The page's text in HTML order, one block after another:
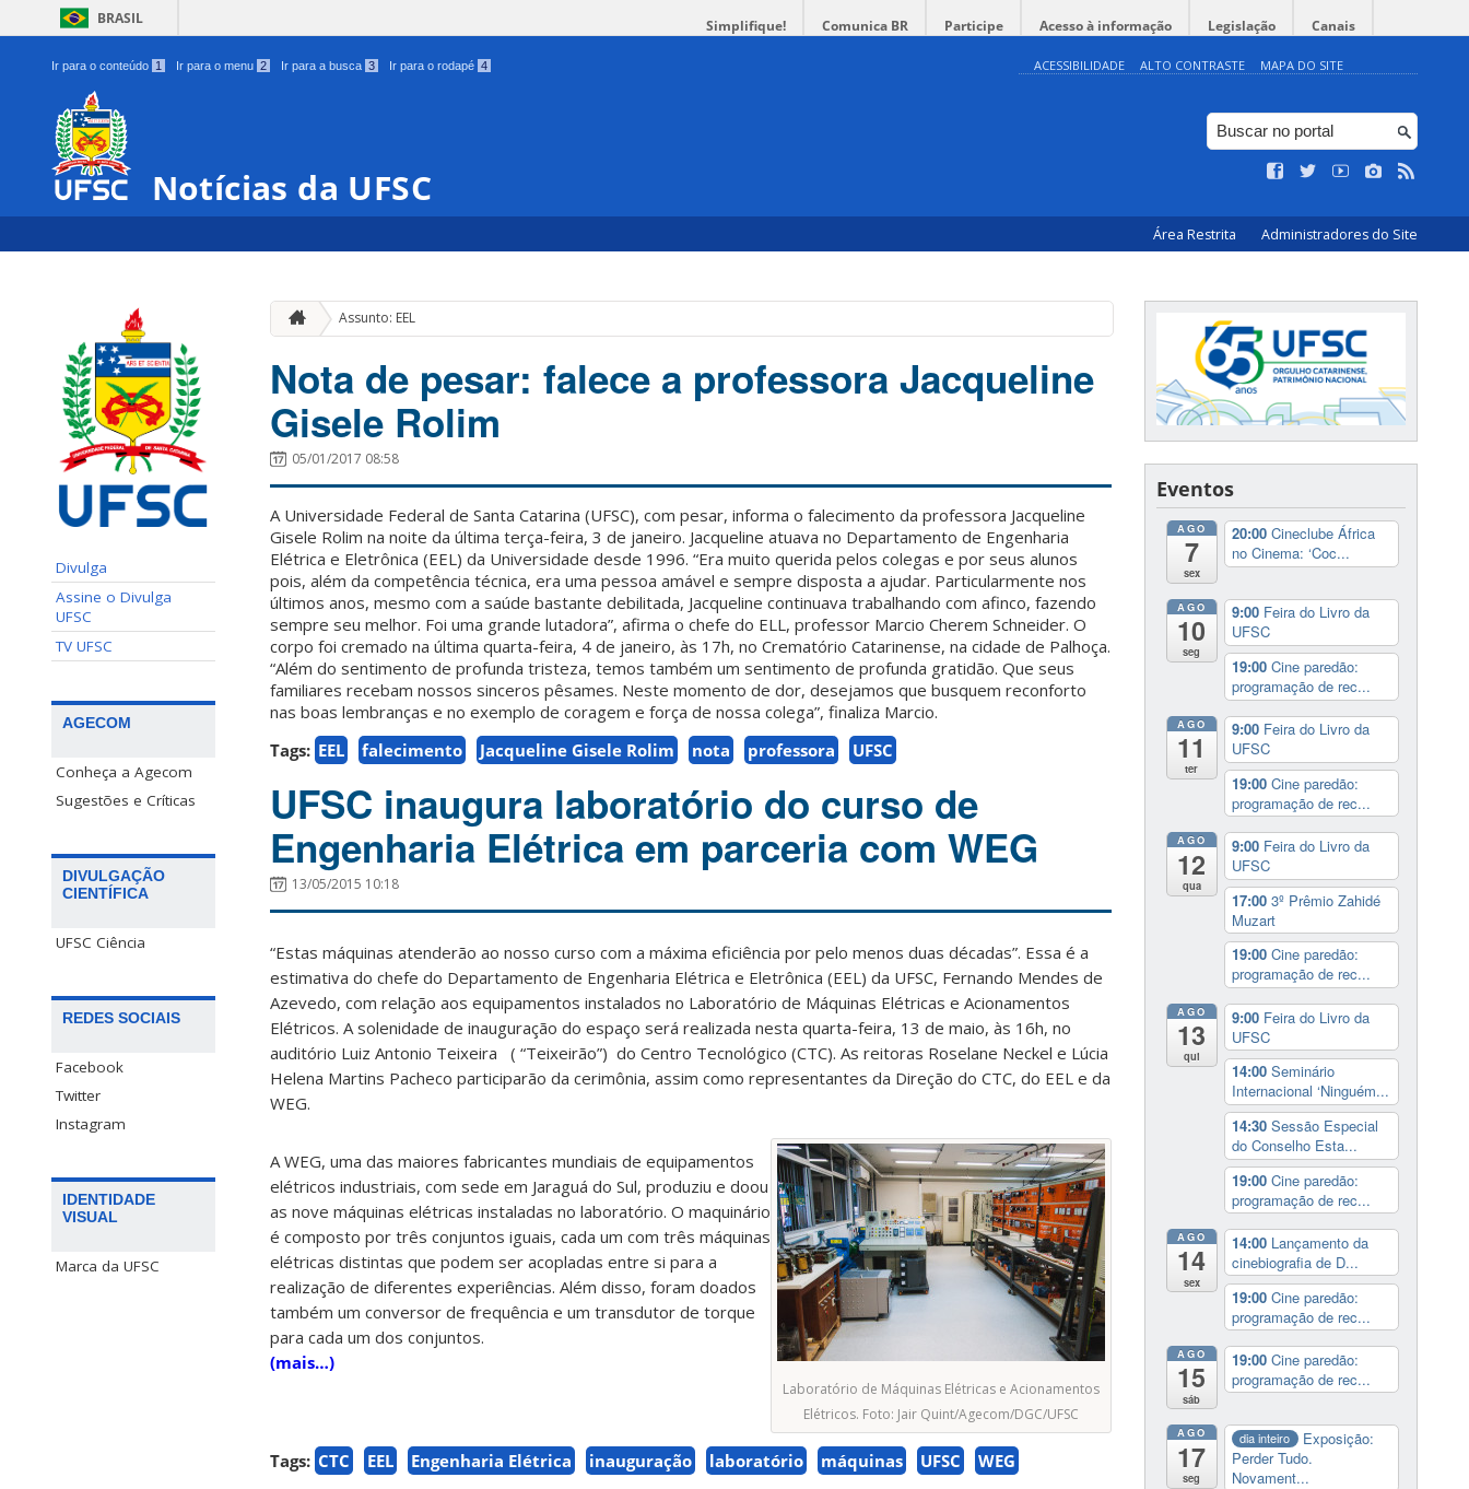
BRASIL Simplifique! Comunica BR Participe Acesso à informação Legislação Canais
Ir para o conteúdo 1 Ir para o menu 2 Ir para a busca 3 Ir para o rodapé 4 ACESSIBILIDADE ALTO CONTRASTE MAPA DO SITE
Notícias da UFSC
Área Restrita Administradores do Site
Divulga
Assine o Divulga
UFSC
TV UFSC
AGECOM
Conheça a Agecom
Sugestões e Críticas
DIVULGAÇÃO
CIENTÍFICA
UFSC Ciência
REDES SOCIAIS
Facebook
Twitter
Instagram
IDENTIDADE
VISUAL
Marca da UFSC
Assunto: EEL
Nota de pesar: falece a professora Jacqueline
Gisele Rolim
05/01/2017 08:58
A Universidade Federal de Santa Catarina (UFSC), com pesar, informa o falecimento da professora Jacqueline
Gisele Rolim na noite da última terça-feira, 3 de janeiro. Jacqueline atuava no Departamento de Engenharia
Elétrica e Eletrônica (EEL) da Universidade desde 1996. “Era muito querida pelos colegas e por seus alunos
pois, além da competência técnica, era uma pessoa amável e sempre disposta a ajudar. Particularmente nos
últimos anos, mesmo com a saúde bastante debilitada, Jacqueline continuava trabalhando com afinco, fazendo
sempre seu melhor. Foi uma grande lutadora”, afirma o chefe do ELL, professor Marcio Cherem Schneider. O
corpo foi cremado na última quarta-feira, 4 de janeiro, às 17h, no Crematório Catarinense, na cidade de Palhoça.
“Além do sentimento de profunda tristeza, temos também um sentimento de profunda gratidão. Que seus
familiares recebam nossos sinceros pêsames. Neste momento de dor, desejamos que busquem reconforto
nas boas lembranças e no exemplo de coragem e força de nossa colega”, finaliza Marcio.
Tags: EEL falecimento Jacqueline Gisele Rolim nota professora UFSC
UFSC inaugura laboratório do curso de
Engenharia Elétrica em parceria com WEG
13/05/2015 10:18
“Estas máquinas atenderão ao nosso curso com a máxima eficiência por pelo menos duas décadas”. Essa é a
estimativa do chefe do Departamento de Engenharia Elétrica e Eletrônica (EEL) da UFSC, Fernando Mendes de
Azevedo, com relação aos equipamentos instalados no Laboratório de Máquinas Elétricas e Acionamentos
Elétricos. A solenidade de inauguração do espaço será realizada nesta quarta-feira, 13 de maio, às 16h, no
auditório Luiz Antonio Teixeira ( “Teixeirão”) do Centro Tecnológico (CTC). As reitoras Roselane Neckel e Lúcia
Helena Martins Pacheco participarão da cerimônia, assim como representantes da Direção do CTC, do EEL e da
WEG.
Laboratório de Máquinas Elétricas e Acionamentos
Elétricos. Foto: Jair Quint/Agecom/DGC/UFSC
A WEG, uma das maiores fabricantes mundiais de equipamentos
elétricos industriais, com sede em Jaraguá do Sul, produziu e doou
as nove máquinas elétricas instaladas no laboratório. O maquinário
é composto por três conjuntos iguais, cada um com três máquinas
elétricas distintas que podem ser acopladas entre si para a
realização de diferentes experiências. Além disso, foram doados
também um conversor de frequência e um transdutor de torque
para cada um dos conjuntos.
(mais…)
Tags: CTC EEL Engenharia Elétrica inauguração laboratório máquinas UFSC WEG
Eventos
AGO
7
sex
20:00 Cineclube África
no Cinema: ‘Coc...
AGO
10
seg
9:00 Feira do Livro da
UFSC
19:00 Cine paredão:
programação de rec...
AGO
11
ter
9:00 Feira do Livro da
UFSC
19:00 Cine paredão:
programação de rec...
AGO
12
qua
9:00 Feira do Livro da
UFSC
17:00 3º Prêmio Zahidé
Muzart
19:00 Cine paredão:
programação de rec...
AGO
13
qui
9:00 Feira do Livro da
UFSC
14:00 Seminário
Internacional ‘Ninguém...
14:30 Sessão Especial
do Conselho Esta...
19:00 Cine paredão:
programação de rec...
AGO
14
sex
14:00 Lançamento da
cinebiografia de D...
19:00 Cine paredão:
programação de rec...
AGO
15
sáb
19:00 Cine paredão:
programação de rec...
AGO
17
seg
dia inteiro
Exposição:
Perder Tudo.
Novament...